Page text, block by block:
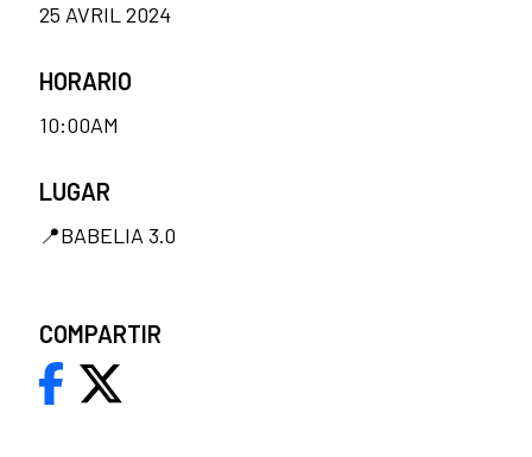
25 AVRIL 2024
HORARIO
10:00AM
LUGAR
📍BABELIA 3.0
COMPARTIR